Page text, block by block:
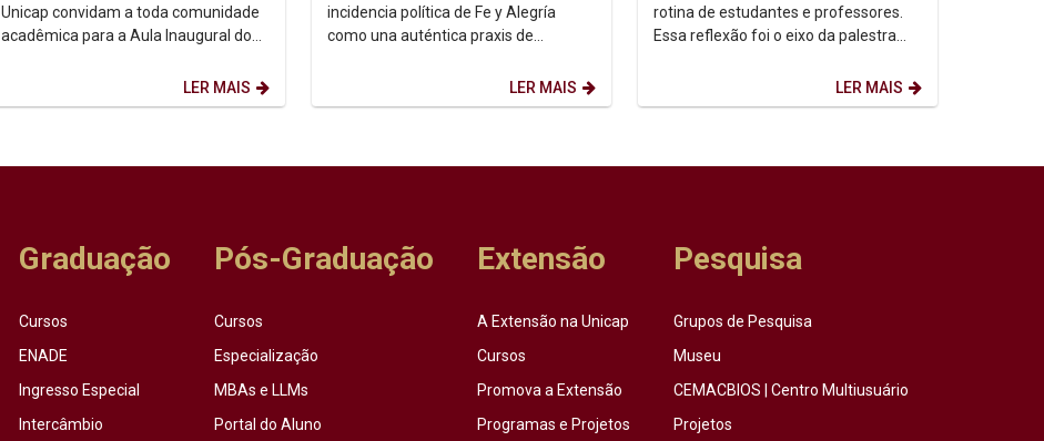
Unicap convidam a toda comunidade
acadêmica para a Aula Inaugural do
LER MAIS
incidencia política de Fe y Alegría
como una auténtica praxis de
LER MAIS
rotina de estudantes e professores.
Essa reflexão foi o eixo da palestra
LER MAIS
Graduação
Cursos
ENADE
Ingresso Especial
Intercâmbio
Pós-Graduação
Cursos
Especialização
MBAs e LLMs
Portal do Aluno
Extensão
A Extensão na Unicap
Cursos
Promova a Extensão
Programas e Projetos
Pesquisa
Grupos de Pesquisa
Museu
CEMACBIOS | Centro Multiusuário
Projetos